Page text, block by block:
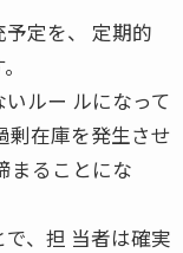
定を、 定期的
ルー ルになって
剰在庫を発生させ
まることにな
、担 当者は確実